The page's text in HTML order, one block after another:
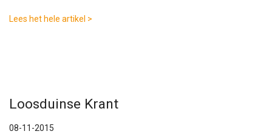
Lees het hele artikel >
Loosduinse Krant
08-11-2015